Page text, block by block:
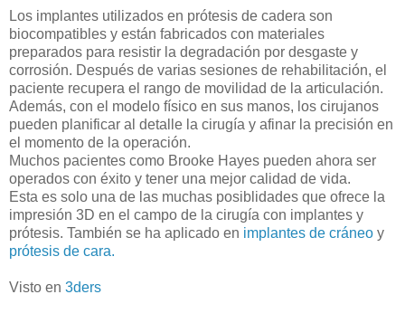
Los implantes utilizados en prótesis de cadera son
biocompatibles y están fabricados con materiales
preparados para resistir la degradación por desgaste y
corrosión. Después de varias sesiones de rehabilitación, el
paciente recupera el rango de movilidad de la articulación.
Además, con el modelo físico en sus manos, los cirujanos
pueden planificar al detalle la cirugía y afinar la precisión en
el momento de la operación.
Muchos pacientes como Brooke Hayes pueden ahora ser
operados con éxito y tener una mejor calidad de vida.
Esta es solo una de las muchas posiblidades que ofrece la
impresión 3D en el campo de la cirugía con implantes y
prótesis. También se ha aplicado en implantes de cráneo y
prótesis de cara.
Visto en 3ders